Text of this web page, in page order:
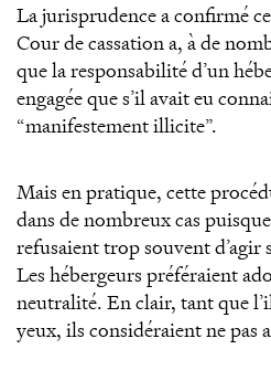
La jurisprudence a confirmé
Cour de cassation a, à de
que la responsabilité d’un
engagée que s’il avait eu
“manifestement illicite”.
Mais en pratique, cette
dans de nombreux cas
refusaient trop souvent d’agir
Les hébergeurs préféraient
neutralité. En clair, tant que
yeux, ils considéraient ne pas